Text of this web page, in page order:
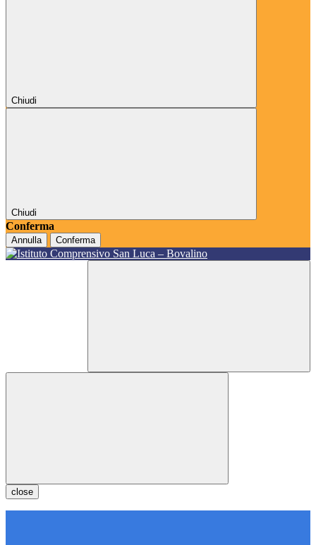
Chiudi
Chiudi
Conferma
Annulla Conferma
close